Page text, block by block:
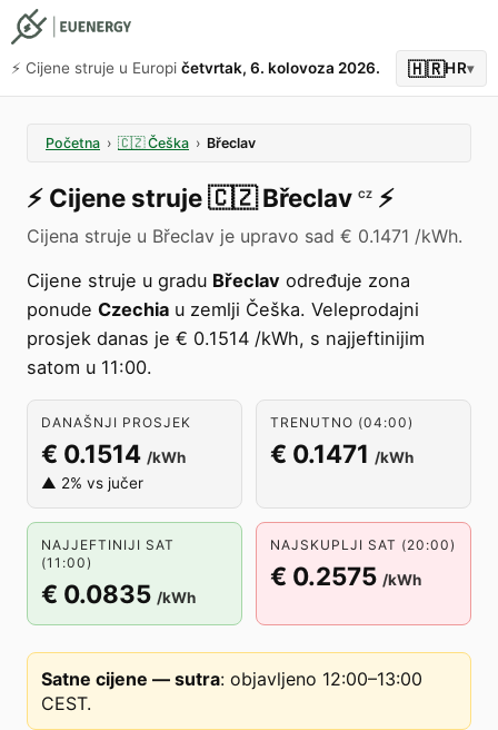
⚡️ Cijene struje u Europi četvrtak, 6. kolovoza 2026. 🇭🇷HR▾
Početna › 🇨🇿 Češka › Břeclav
⚡️ Cijene struje🇨🇿 Břeclav CZ ⚡️
Cijena struje u Břeclav je upravo sad € 0.1471 /kWh.
Cijene struje u gradu Břeclav određuje zona
ponude Czechia u zemlji Češka. Veleprodajni
prosjek danas je € 0.1514 /kWh, s najjeftinijim
satom u 11:00.
DANAŠNJI PROSJEK
€ 0.1514 /kWh
▲ 2% vs jučer
TRENUTNO (04:00)
€ 0.1471 /kWh
NAJJEFTINIJI SAT
(11:00)
€ 0.0835 /kWh
NAJSKUPLJI SAT (20:00)
€ 0.2575 /kWh
Satne cijene — sutra: objavljeno 12:00–13:00
CEST.